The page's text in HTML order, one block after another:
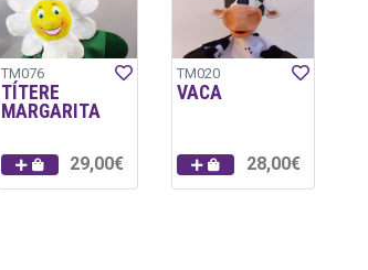
TM076
TÍTERE
MARGARITA
29,00€
TM020
VACA
28,00€